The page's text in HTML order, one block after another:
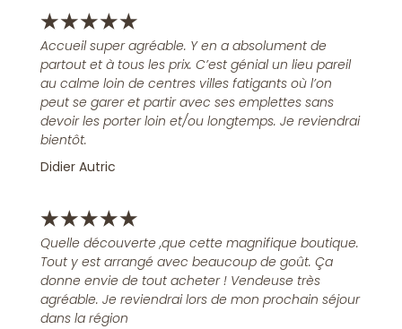
★★★★★
Accueil super agréable. Y en a absolument de
partout et à tous les prix. C’est génial un lieu pareil
au calme loin de centres villes fatigants où l’on
peut se garer et partir avec ses emplettes sans
devoir les porter loin et/ou longtemps. Je reviendrai
bientôt.
Didier Autric
★★★★★
Quelle découverte ,que cette magnifique boutique.
Tout y est arrangé avec beaucoup de goût. Ça
donne envie de tout acheter ! Vendeuse très
agréable. Je reviendrai lors de mon prochain séjour
dans la région